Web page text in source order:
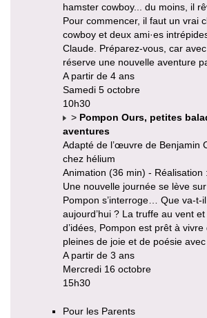
hamster cowboy... du moins, il
Pour commencer, il faut un vrai
cowboy et deux ami·es
Claude. Préparez-vous, car
réserve une nouvelle aventure
A partir de 4 ans
Samedi 5 octobre
10h30
> Pompon Ours, petites
aventures
Adapté de l’œuvre de Benjamin
chez hélium
Animation (36 min) - Réalisation
Une nouvelle journée se lève
Pompon s’interroge… Que va-t-
aujourd’hui ? La truffe au vent
d’idées, Pompon est prêt à
pleines de joie et de poésie
A partir de 3 ans
Mercredi 16 octobre
15h30
Pour les Parents